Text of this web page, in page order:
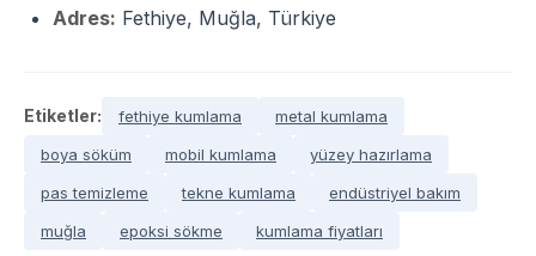
Adres: Fethiye, Muğla, Türkiye
Etiketler: fethiye kumlama
metal kumlama
boya söküm
mobil kumlama
yüzey hazırlama
pas temizleme
tekne kumlama
endüstriyel bakım
muğla
epoksi sökme kumlama fiyatları